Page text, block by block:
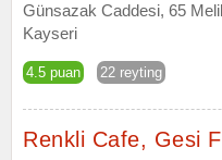
Günsazak Caddesi, 65
Kayseri
4.5 puan 22 reyting
Renkli Cafe, Gesi